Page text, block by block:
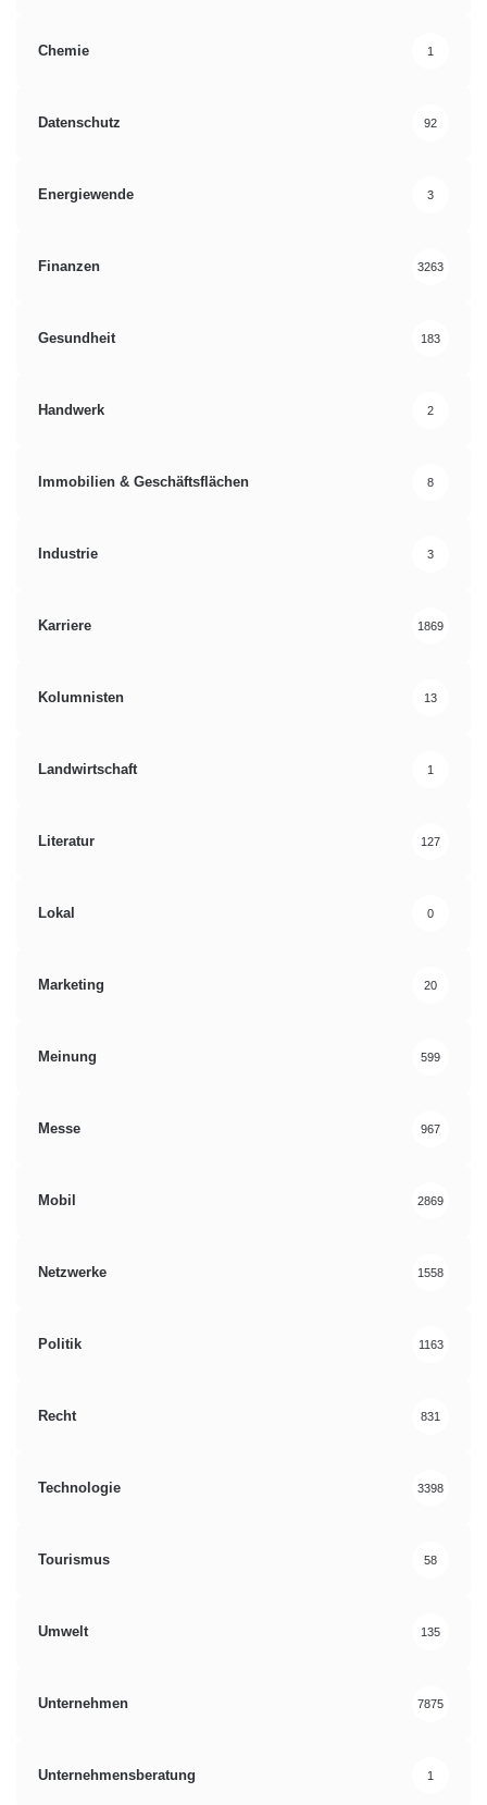
Chemie 1
Datenschutz 92
Energiewende 3
Finanzen 3263
Gesundheit 183
Handwerk 2
Immobilien & Geschäftsflächen 8
Industrie 3
Karriere 1869
Kolumnisten 13
Landwirtschaft 1
Literatur 127
Lokal 0
Marketing 20
Meinung 599
Messe 967
Mobil 2869
Netzwerke 1558
Politik 1163
Recht 831
Technologie 3398
Tourismus 58
Umwelt 135
Unternehmen 7875
Unternehmensberatung 1